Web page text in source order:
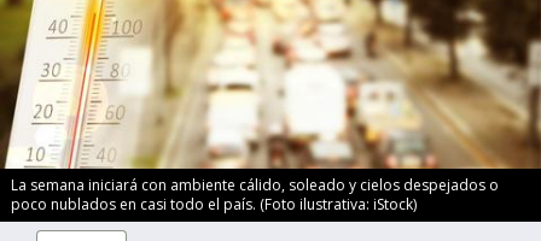
La semana iniciará con ambiente cálido, soleado y cielos despejados o
poco nublados en casi todo el país. (Foto ilustrativa: iStock)